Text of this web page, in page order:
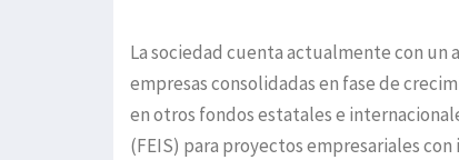
La sociedad cuenta actualmente con un
empresas consolidadas en fase de
en otros fondos estatales e
(FEIS) para proyectos empresariales